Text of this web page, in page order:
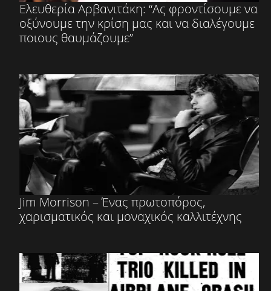
Ελευθερία Αρβανιτάκη: “Ας φροντίσουμε να
οξύνουμε την κρίση μας και να διαλέγουμε
ποιους θαυμάζουμε”
Jim Morrison – Ένας πρωτοπόρος,
χαρισματικός και μοναχικός καλλιτέχνης